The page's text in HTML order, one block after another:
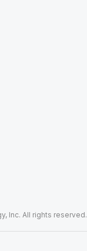
Inc. All rights reserved.